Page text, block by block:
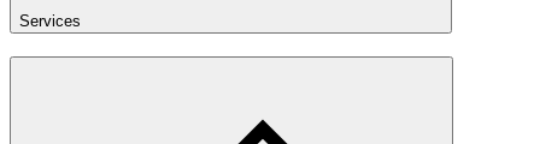
Services